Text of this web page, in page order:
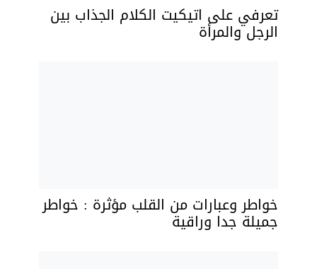
تعرفي على اتيكيت الكلام الجذاب بين
الرجل والمرأة
خواطر وعبارات من القلب مؤثرة : خواطر
جميلة جدا وراقية